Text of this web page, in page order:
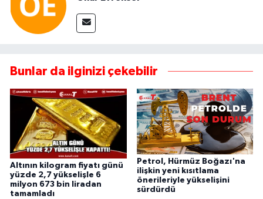
Bunlar da ilginizi çekebilir
Altının kilogram fiyatı günü
yüzde 2,7 yükselişle 6
milyon 673 bin liradan
tamamladı
Petrol, Hürmüz Boğazı'na
ilişkin yeni kısıtlama
önerileriyle yükselişini
sürdürdü